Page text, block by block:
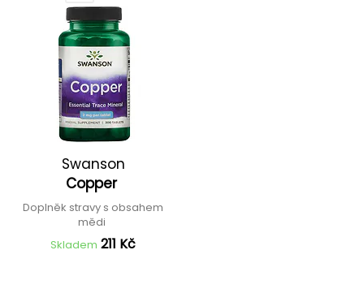
Swanson
Copper
Doplněk stravy s obsahem
mědi
Skladem 211 Kč